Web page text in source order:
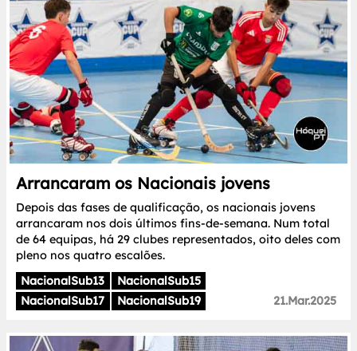
Arrancaram os Nacionais jovens
Depois das fases de qualificação, os nacionais jovens
arrancaram nos dois últimos fins-de-semana. Num total
de 64 equipas, há 29 clubes representados, oito deles com
pleno nos quatro escalões.
NacionalSub13
NacionalSub15
NacionalSub17
NacionalSub19 21.Mar.2025